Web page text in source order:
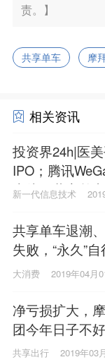
责。】
共享单车 摩
相关资讯
投资界24h|医
IPO；腾讯
上线；共享单
新一代信息技术
共享单车退潮
失败，“永久”
大消费 2019年04月
净亏损扩大，
团今年日子不
共享出行 2019年03